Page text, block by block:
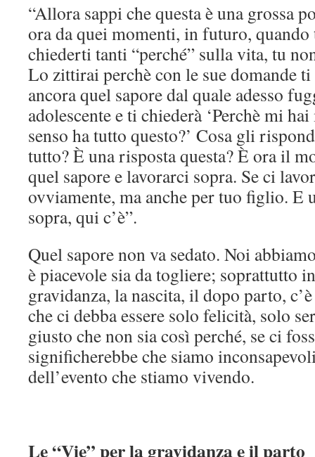
“Allora sappi che questa è una grossa
ora da quei momenti, in futuro,
chiederti tanti “perché” sulla vita, tu
Lo zittirai perchè con le sue domande
ancora quel sapore dal quale adesso
adolescente e ti chiederà ‘Perchè mi
senso ha tutto questo?’ Cosa gli
tutto? È una risposta questa? È ora il
quel sapore e lavorarci sopra. Se ci
ovviamente, ma anche per tuo figlio. E
sopra, qui c’è”.
Quel sapore non va sedato. Noi
è piacevole sia da togliere; soprattutto
gravidanza, la nascita, il dopo parto,
che ci debba essere solo felicità, solo
giusto che non sia così perché, se ci
significherebbe che siamo
dell’evento che stiamo vivendo.
Le “Vie” per la gravidanza e il parto